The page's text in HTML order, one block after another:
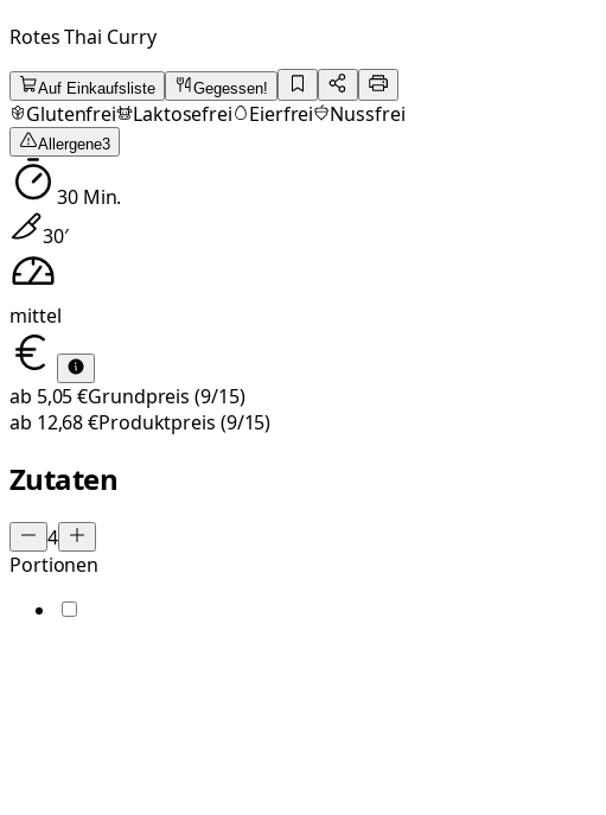
Rotes Thai Curry
Auf Einkaufsliste Gegessen!
Glutenfrei Laktosefrei Eierfrei Nussfrei
Allergene3
30Min.
30′
mittel
ab 5,05 €Grundpreis (9/15)
ab 12,68 €Produktpreis (9/15)
Zutaten
4
Portionen